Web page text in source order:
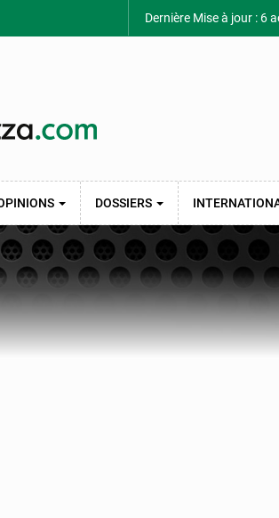
Dernière Mise à jour : 6
DOSSIERS